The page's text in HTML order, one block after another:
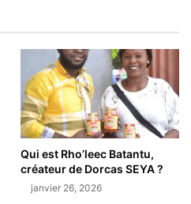
Qui est Rho’leec Batantu,
créateur de Dorcas SEYA ?
janvier 26, 2026